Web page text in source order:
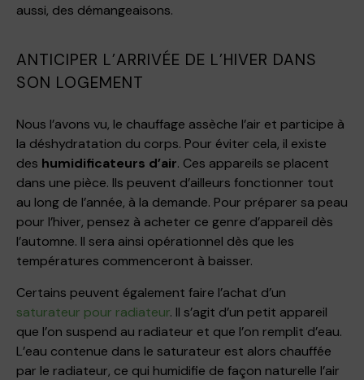
aussi, des démangeaisons.
ANTICIPER L’ARRIVÉE DE L’HIVER DANS
SON LOGEMENT
Nous l’avons vu, le chauffage assèche l’air et participe à
la déshydratation du corps. Pour éviter cela, il existe
des humidificateurs d’air. Ces appareils se placent
dans une pièce. Ils peuvent d’ailleurs fonctionner tout
au long de l’année, à la demande. Pour préparer sa peau
pour l’hiver, pensez à acheter ce genre d’appareil dès
l’automne. Il sera ainsi opérationnel dès que les
températures commenceront à baisser.
Certains peuvent également faire l’achat d’un
saturateur pour radiateur. Il s’agit d’un petit appareil
que l’on suspend au radiateur et que l’on remplit d’eau.
L’eau contenue dans le saturateur est alors chauffée
par le radiateur, ce qui humidifie de façon naturelle l’air